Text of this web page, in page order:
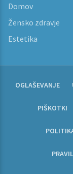
Domov
Žensko zdravje
Estetika
OGLAŠEVANJE
PIŠKOTKI